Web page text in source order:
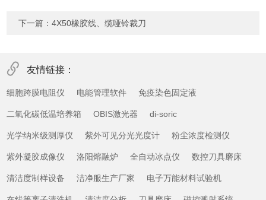
下一篇：4X50橡胶线、缆哑铃裁刀
友情链接：
细胞跨膜电阻仪 电能管理软件 免疫染色固定液
二氧化碳低温培养箱 OBIS激光器 di-soric
光学纳米级测厚仪 紫外可见分光光度计 粉尘浓度检测仪
紫外凝胶成像仪 洛阳熔融炉 全自动冰点仪 数控刀具磨床
清洁度制样设备 洁净服生产厂家 电子万能材料试验机